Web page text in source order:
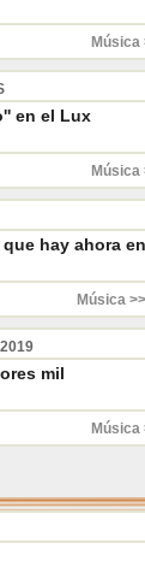
Música
en el Lux
Música
hay ahora
Música
mil
Música